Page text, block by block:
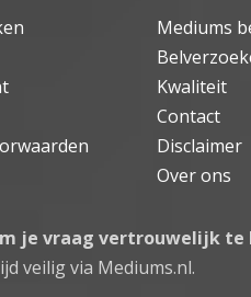
Mediums
Kwaliteit
Contact
Disclaimer
Over ons
je vraag vertrouwelijk te
veilig via Mediums.nl.